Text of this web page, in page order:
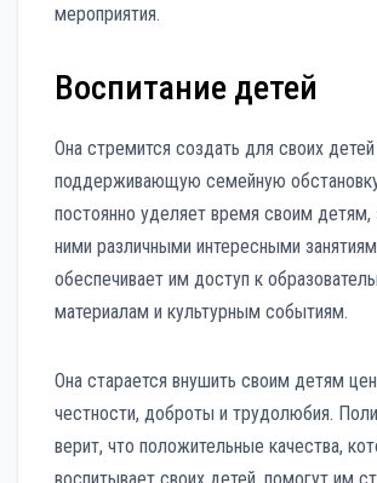
мероприятия.
Воспитание детей
Она стремится создать для своих
поддерживающую семейную
постоянно уделяет время своим детям,
ними различными интересными
обеспечивает им доступ к
материалам и культурным событиям.
Она старается внушить своим детям
честности, доброты и трудолюбия.
верит, что положительные качества,
воспитывает своих детей, помогут им